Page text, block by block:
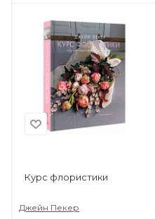
Курс флористики
Джейн Пекер